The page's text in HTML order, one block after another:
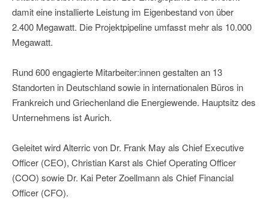
damit eine installierte Leistung im Eigenbestand von über
2.400 Megawatt. Die Projektpipeline umfasst mehr als 10.000
Megawatt.
Rund 600 engagierte Mitarbeiter:innen gestalten an 13
Standorten in Deutschland sowie in internationalen Büros in
Frankreich und Griechenland die Energiewende. Hauptsitz des
Unternehmens ist Aurich.
Geleitet wird Alterric von Dr. Frank May als Chief Executive
Officer (CEO), Christian Karst als Chief Operating Officer
(COO) sowie Dr. Kai Peter Zoellmann als Chief Financial
Officer (CFO).